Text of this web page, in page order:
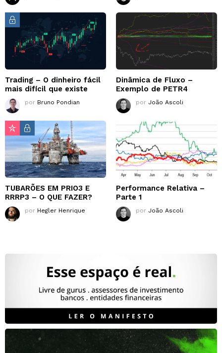
Trading – O dinheiro fácil
mais difícil que existe
por Bruno Pondian
Dinâmica de Fluxo –
Exemplo de PETR4
por João Ascoli
TUBARÕES EM PRIO3 E
RRRP3 – O QUE FAZER?
por Hegler Henrique
Performance Relativa –
Parte 1
por João Ascoli